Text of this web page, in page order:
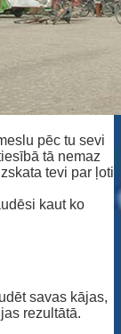
pēc tu sevi
tā nemaz
tevi par ļoti
kaut ko
savas kājas,
rezultātā.